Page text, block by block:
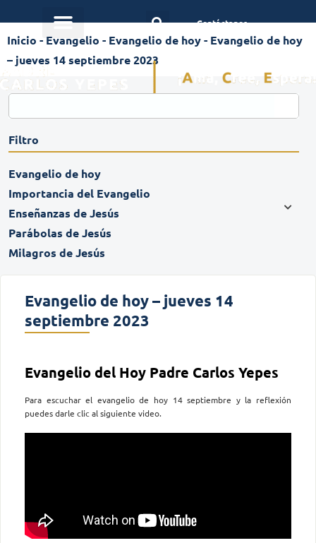
Contáctanos
Inicio - Evangelio - Evangelio de hoy- Evangelio de hoy
– jueves 14 septiembre 2023
Filtro
Evangelio de hoy
Importancia del Evangelio
Enseñanzas de Jesús
Parábolas de Jesús
Milagros de Jesús
Evangelio de hoy – jueves 14
septiembre 2023
Evangelio del Hoy Padre Carlos Yepes
Para escuchar el evangelio de hoy 14 septiembre y la reflexión
puedes darle clic al siguiente video.